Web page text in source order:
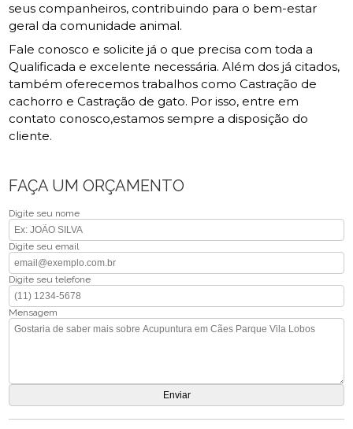
seus companheiros, contribuindo para o bem-estar
geral da comunidade animal.
Fale conosco e solicite já o que precisa com toda a
Qualificada e excelente necessária. Além dos já citados,
também oferecemos trabalhos como Castração de
cachorro e Castração de gato. Por isso, entre em
contato conosco,estamos sempre a disposição do
cliente.
FAÇA UM ORÇAMENTO
Digite seu nome
Digite seu email
Digite seu telefone
Mensagem